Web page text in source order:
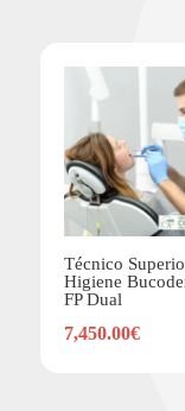
Técnico
Higiene
FP Dual
7,450.00€